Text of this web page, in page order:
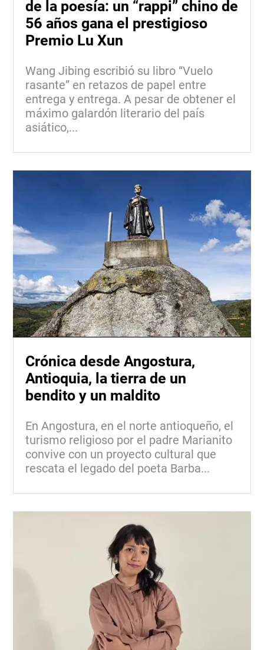
de la poesía: un “rappi” chino de
56 años gana el prestigioso
Premio Lu Xun
Wang Jibing escribió su libro “Vuelo
rasante” en retazos de papel entre
entrega y entrega. A pesar de obtener el
máximo galardón literario del país
asiático,...
Crónica desde Angostura,
Antioquia, la tierra de un
bendito y un maldito
En Angostura, en el norte antioqueño, el
turismo religioso por el padre Marianito
convive con un proyecto cultural que
rescata el legado del poeta Barba...